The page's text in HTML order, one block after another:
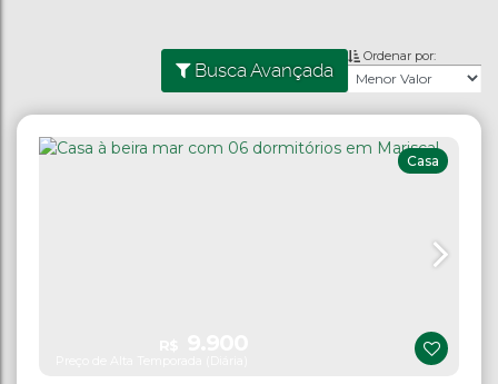
Busca Avançada
Ordenar por:
Casa